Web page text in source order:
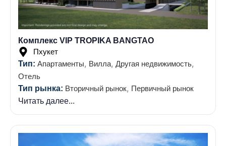
Комплекс VIP TROPIKA BANGTAO
Пхукет
Тип: Апартаменты, Вилла, Другая недвижимость,
Отель
Тип рынка: Вторичный рынок, Первичный рынок
Читать далее...